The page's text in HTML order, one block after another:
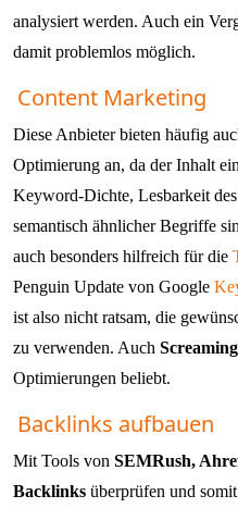
analysiert werden. Auch ein
damit problemlos möglich.
Content Marketing
Diese Anbieter bieten häufig
Optimierung an, da der Inhalt
Keyword-Dichte, Lesbarkeit
semantisch ähnlicher Begriffe
auch besonders hilfreich für die
Penguin Update von Google
ist also nicht ratsam, die
zu verwenden. Auch
Optimierungen beliebt.
Backlinks aufbauen
Mit Tools von SEMRush,
Backlinks überprüfen und